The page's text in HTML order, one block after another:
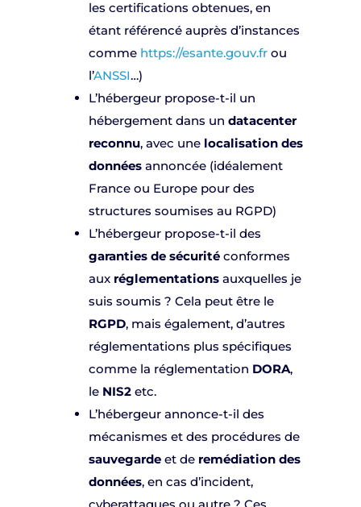
les certifications obtenues, en
étant référencé auprès d’instances
comme https://esante.gouv.frou
l’ANSSI…)
L’hébergeur propose-t-il un
hébergement dans un datacenter
reconnu, avec unelocalisation des
donnéesannoncée (idéalement
France ou Europe pour des
structures soumises au RGPD)
L’hébergeur propose-t-il des
garanties de sécuritéconformes
aux réglementationsauxquelles je
suis soumis ? Cela peut être le
RGPD, mais également, d’autres
réglementations plus spécifiques
comme la réglementation DORA,
le NIS2etc.
L’hébergeur annonce-t-il des
mécanismes et des procédures de
sauvegardeet de remédiation des
données, en cas d’incident,